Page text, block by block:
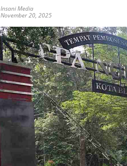
Insani Media
November 20, 2025